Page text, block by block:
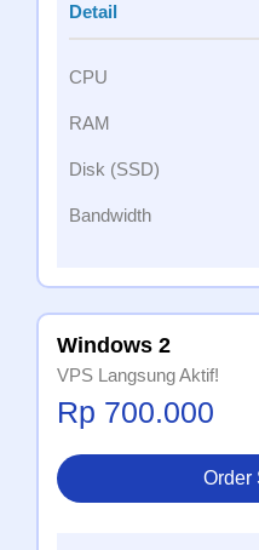
Detail
CPU
RAM
Disk (SSD)
Bandwidth
Windows 2
VPS Langsung Aktif!
Rp 700.000
Order